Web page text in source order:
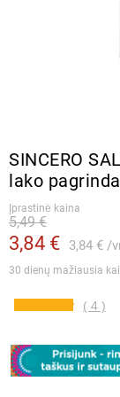
SINCERO
lako
Įprastinė kaina
3,84 € 3,84 €
5,49 €
30 dienų mažiausia
( 4 )